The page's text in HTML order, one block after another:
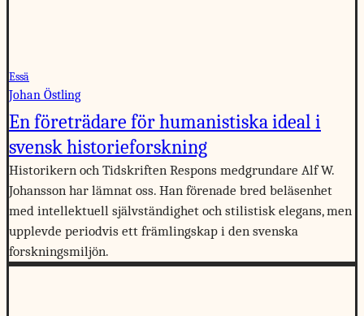
Essä
Johan Östling
En företrädare för humanistiska ideal i
svensk historieforskning
Historikern och Tidskriften Respons medgrundare Alf W.
Johansson har lämnat oss. Han förenade bred beläsenhet
med intellektuell självständighet och stilistisk elegans, men
upplevde periodvis ett främlingskap i den svenska
forskningsmiljön.